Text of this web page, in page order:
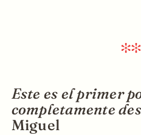
Este es el primer
completamente
Miguel